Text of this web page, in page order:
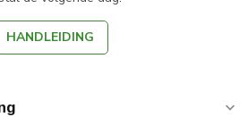
HANDLEIDING